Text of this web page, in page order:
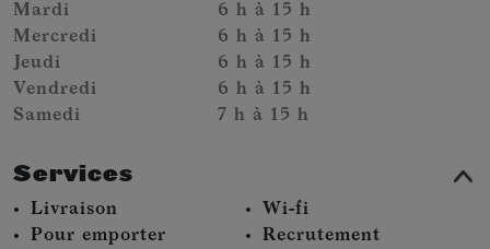
Mardi
6 h à 15 h
Mercredi
6 h à 15 h
Jeudi
6 h à 15 h
Vendredi
6 h à 15 h
Samedi
7 h à 15 h
Services
Livraison​
Pour emporter​
Wi-fi
Recrutement